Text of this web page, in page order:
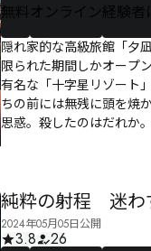
無料 オンライン 経験者
隠れ家的な高級旅館「夕
限られた期間しかオープ
有名な「十字星リゾート
ちの前には無残に頭を焼
思惑。殺したのはだれか
純粋の射程 迷わ
2024年05月05日公開
3.8
26